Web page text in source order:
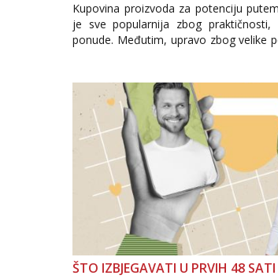
Kupovina proizvoda za potenciju
je sve popularnija zbog praktičnosti,
ponude. Međutim, upravo zbog velike
se pojavljuju i brojni krivotvoreni
internetske trgovine te proizvodi
ŠTO IZBJEGAVATI U PRVIH 48